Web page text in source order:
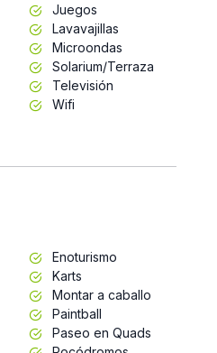
Juegos
Lavavajillas
Microondas
Solarium/Terraza
Televisión
Wifi
Enoturismo
Karts
Montar a caballo
Paintball
Paseo en Quads